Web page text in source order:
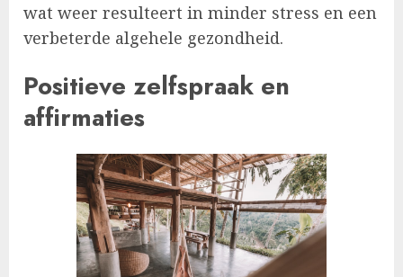
wat weer resulteert in minder stress en een
verbeterde algehele gezondheid.
Positieve zelfspraak en
affirmaties